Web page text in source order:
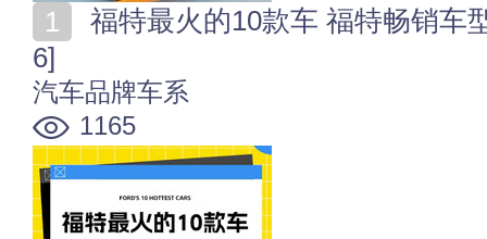
6]
汽车品牌车系
1165